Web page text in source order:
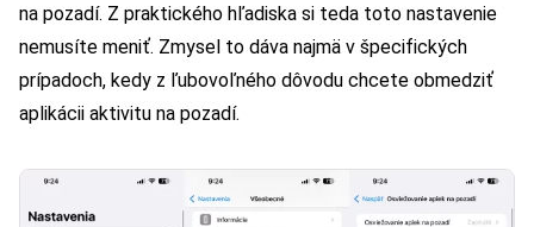
na pozadí. Z praktického hľadiska si teda toto nastavenie
nemusíte meniť. Zmysel to dáva najmä v špecifických
prípadoch, kedy z ľubovoľného dôvodu chcete obmedziť
aplikácii aktivitu na pozadí.